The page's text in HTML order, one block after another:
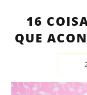
16
QUE